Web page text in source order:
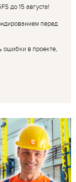
до 15 августа!
перед
ошибки в проекте,